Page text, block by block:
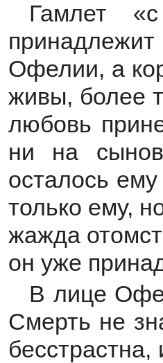
Гамлет
принадлежит
Офелии, а
живы, более
любовь
ни на
осталось
только ему,
жажда
он уже
В лице
Смерть не